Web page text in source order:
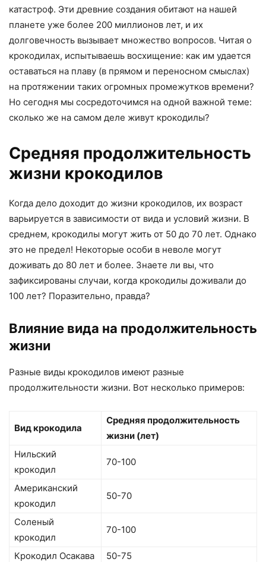
катастроф. Эти древние создания обитают на нашей
планете уже более 200 миллионов лет, и их
долговечность вызывает множество вопросов. Читая о
крокодилах, испытываешь восхищение: как им удается
оставаться на плаву (в прямом и переносном смыслах)
на протяжении таких огромных промежутков времени?
Но сегодня мы сосредоточимся на одной важной теме:
сколько же на самом деле живут крокодилы?
Средняя продолжительность
жизни крокодилов
Когда дело доходит до жизни крокодилов, их возраст
варьируется в зависимости от вида и условий жизни. В
среднем, крокодилы могут жить от 50 до 70 лет. Однако
это не предел! Некоторые особи в неволе могут
доживать до 80 лет и более. Знаете ли вы, что
зафиксированы случаи, когда крокодилы доживали до
100 лет? Поразительно, правда?
Влияние вида на продолжительность
жизни
Разные виды крокодилов имеют разные
продолжительности жизни. Вот несколько примеров:
Вид крокодила
Средняя продолжительность
жизни (лет)
Нильский
крокодил
70-100
Американский
крокодил
50-70
Соленый
крокодил
70-100
Крокодил Осакава 50-75